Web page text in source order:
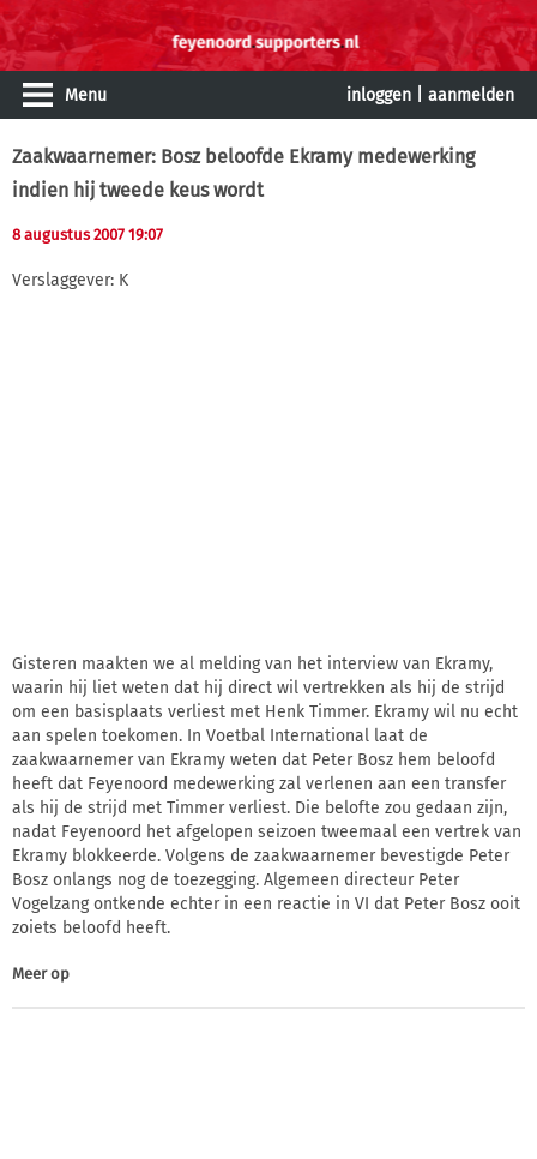
Menu inloggen aanmelden
Zaakwaarnemer: Bosz beloofde Ekramy medewerking
indien hij tweede keus wordt
8 augustus 2007 19:07
Verslaggever: K
Gisteren maakten we al melding van het interview van Ekramy,
waarin hij liet weten dat hij direct wil vertrekken als hij de strijd
om een basisplaats verliest met Henk Timmer. Ekramy wil nu echt
aan spelen toekomen. In Voetbal International laat de
zaakwaarnemer van Ekramy weten dat Peter Bosz hem beloofd
heeft dat Feyenoord medewerking zal verlenen aan een transfer
als hij de strijd met Timmer verliest. Die belofte zou gedaan zijn,
nadat Feyenoord het afgelopen seizoen tweemaal een vertrek van
Ekramy blokkeerde. Volgens de zaakwaarnemer bevestigde Peter
Bosz onlangs nog de toezegging. Algemeen directeur Peter
Vogelzang ontkende echter in een reactie in VI dat Peter Bosz ooit
zoiets beloofd heeft.
Meer op